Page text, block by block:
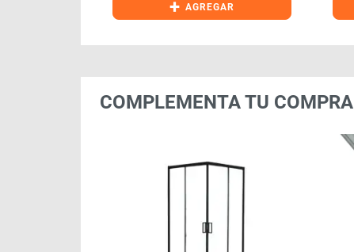
+ AGREGAR
COMPLEMENTA TU COMPRA